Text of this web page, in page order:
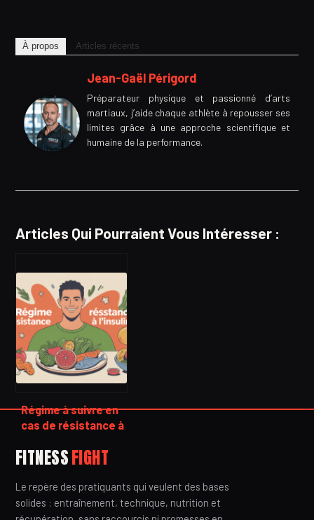
À propos Articles récents
Jean-Gaël Périgord
Préparateur physique et passionné d’arts
martiaux, j’aide chaque athlète à repousser ses
limites grâce à une approche scientifique et
humaine de la performance.
Articles Qui Pourraient Vous Intéresser :
Régime à suivre en
cas de résistance à
complet et concret
FITNESSFIGHT
Le repère des pratiquants qui veulent des bases
solides : entraînement, technique, nutrition et